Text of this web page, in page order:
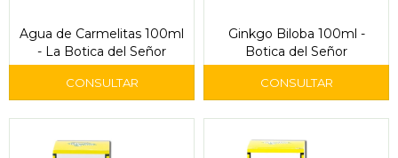
Agua de Carmelitas 100ml
- La Botica del Señor
Ginkgo Biloba 100ml -
Botica del Señor